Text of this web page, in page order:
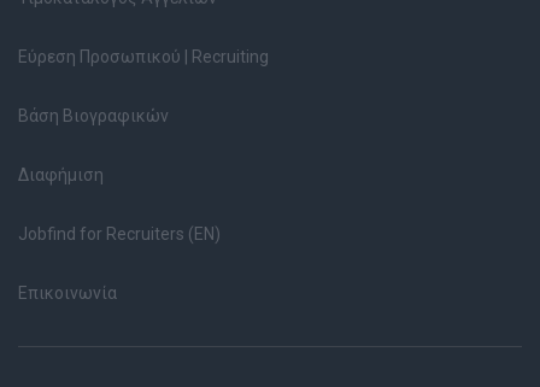
Εύρεση Προσωπικού | Recruiting
Βάση Βιογραφικών
Διαφήμιση
Jobfind for Recruiters (EN)
Επικοινωνία